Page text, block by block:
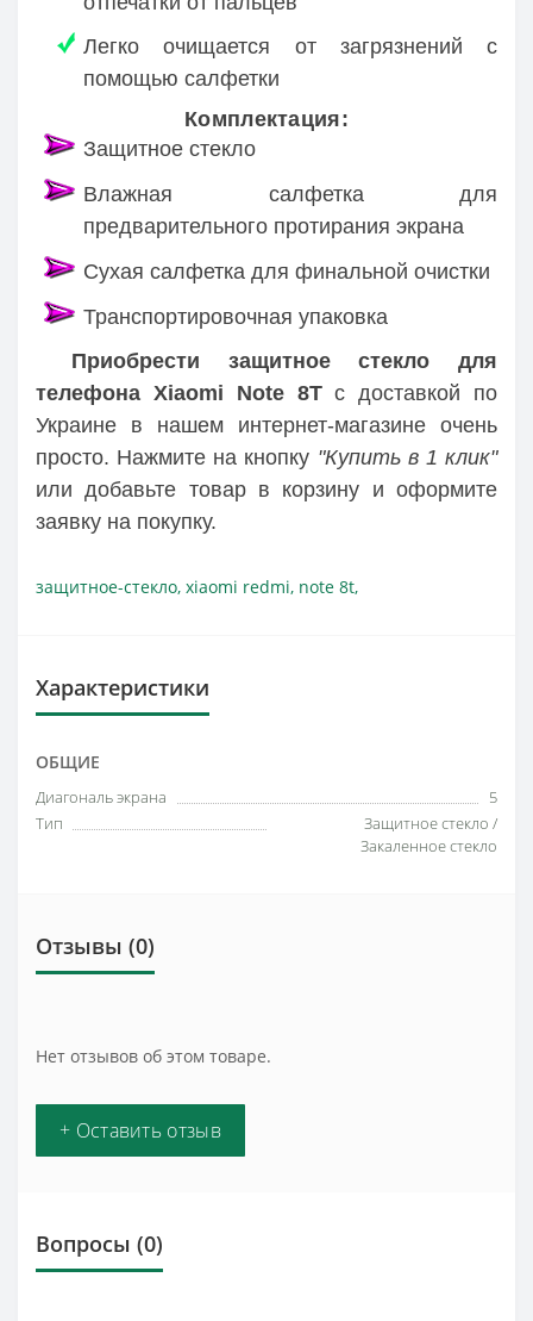
Легко очищается от загрязнений с
помощью салфетки
Комплектация:
Защитное стекло
Влажная салфетка для
предварительного протирания экрана
Сухая салфетка для финальной очистки
Транспортировочная упаковка
Приобрести защитное стекло для
телефона Xiaomi Note 8Tс доставкой по
Украине в нашем интернет-магазине очень
просто. Нажмите на кнопку "Купить в 1 клик"
или добавьте товар в корзину и оформите
заявку на покупку.
защитное-стекло, xiaomi redmi, note 8t,
Характеристики
ОБЩИЕ
Диагональ экрана
5
Тип
Защитное стекло /
Закаленное стекло
Отзывы (0)
Нет отзывов об этом товаре.
+ Оставить отзыв
Вопросы (0)